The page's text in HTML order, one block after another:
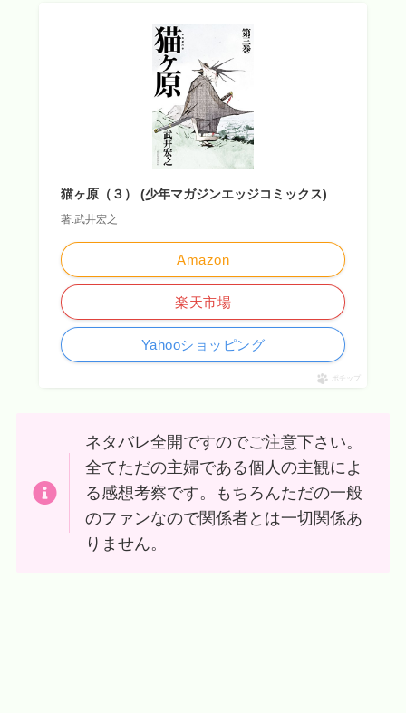
猫ヶ原（３） (少年マガジンエッジコミックス)
著:武井宏之
Amazon
楽天市場
Yahooショッピング
ポチップ
ネタバレ全開ですのでご注意下さい。
全てただの主婦である個人の主観によ
る感想考察です。もちろんただの一般
のファンなので関係者とは一切関係あ
りません。